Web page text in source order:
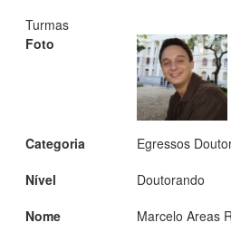
Turmas
Foto
Categoria
Egressos
Nível
Doutorando
Nome
Marcelo Areas